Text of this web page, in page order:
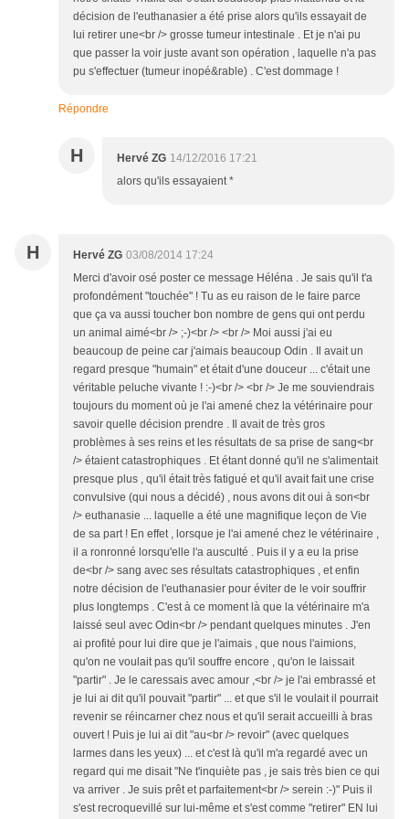
décision de l'euthanasier a été prise alors qu'ils essayait de
lui retirer une<br /> grosse tumeur intestinale . Et je n'ai pu
que passer la voir juste avant son opération , laquelle n'a pas
pu s'effectuer (tumeur inopé&rable) . C'est dommage !
Répondre
H Hervé ZG 14/12/2016 17:21
alors qu'ils essayaient *
H Hervé ZG 03/08/2014 17:24
Merci d'avoir osé poster ce message Héléna . Je sais qu'il t'a
profondément "touchée" ! Tu as eu raison de le faire parce
que ça va aussi toucher bon nombre de gens qui ont perdu
un animal aimé<br /> ;-)<br /> <br /> Moi aussi j'ai eu
beaucoup de peine car j'aimais beaucoup Odin . Il avait un
regard presque "humain" et était d'une douceur ... c'était une
véritable peluche vivante ! :-)<br /> <br /> Je me souviendrais
toujours du moment où je l'ai amené chez la vétérinaire pour
savoir quelle décision prendre . Il avait de très gros
problèmes à ses reins et les résultats de sa prise de sang<br
/> étaient catastrophiques . Et étant donné qu'il ne s'alimentait
presque plus , qu'il était très fatigué et qu'il avait fait une crise
convulsive (qui nous a décidé) , nous avons dit oui à son<br
/> euthanasie ... laquelle a été une magnifique leçon de Vie
de sa part ! En effet , lorsque je l'ai amené chez le vétérinaire ,
il a ronronné lorsqu'elle l'a ausculté . Puis il y a eu la prise
de<br /> sang avec ses résultats catastrophiques , et enfin
notre décision de l'euthanasier pour éviter de le voir souffrir
plus longtemps . C'est à ce moment là que la vétérinaire m'a
laissé seul avec Odin<br /> pendant quelques minutes . J'en
ai profité pour lui dire que je l'aimais , que nous l'aimions,
qu'on ne voulait pas qu'il souffre encore , qu'on le laissait
"partir" . Je le caressais avec amour ,<br /> je l'ai embrassé et
je lui ai dit qu'il pouvait "partir" ... et que s'il le voulait il pourrait
revenir se réincarner chez nous et qu'il serait accueilli à bras
ouvert ! Puis je lui ai dit "au<br /> revoir" (avec quelques
larmes dans les yeux) ... et c'est là qu'il m'a regardé avec un
regard qui me disait "Ne t'inquiète pas , je sais très bien ce qui
va arriver . Je suis prêt et parfaitement<br /> serein :-)" Puis il
s'est recroquevillé sur lui-même et s'est comme "retirer" EN lui